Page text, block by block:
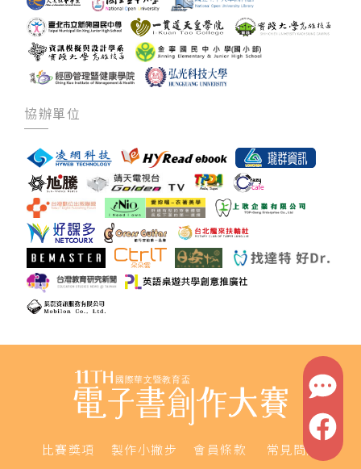
協辦單位
比賽獎項 製作小撇步 會員條款 常見問題